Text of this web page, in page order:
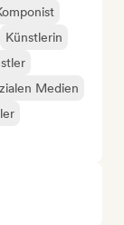
Künstlerin
Medien